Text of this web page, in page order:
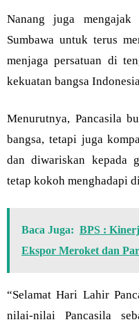
Nanang juga mengajak
Sumbawa untuk terus
menjaga persatuan di
kekuatan bangsa
Menurutnya, Pancasila
bangsa, tetapi juga
dan diwariskan kepada
tetap kokoh menghadapi
Baca Juga: BPS :
Ekspor Meroket dan
“Selamat Hari Lahir
nilai-nilai Pancasila